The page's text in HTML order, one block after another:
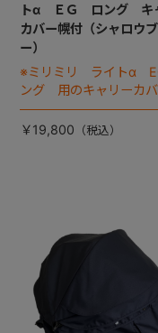
トα ＥＧ ロング キ
カバー幌付（シャロウ
ー）
※ミリミリ ライトα
ング 用のキャリーカバ
す。
￥19,800